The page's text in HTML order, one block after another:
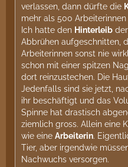
verlassen, dann dürfte die
mehr als 500
Ich hatte den Hinterleib
Abbrühen aufgeschnitten,
Arbeiterinnen sonst nie
schon mit einer spitzen
dort reinzustechen. Die
Jedenfalls sind sie jetzt,
ihr beschäftigt und das
Spinne hat drastisch
ziemlich gross. Allein eine
wie eine Arbeiterin.
Tier, aber irgendwie
Nachwuchs versorgen.